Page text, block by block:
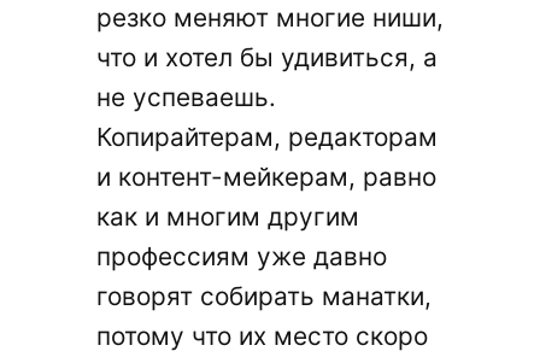
резко меняют многие ниши,
что и хотел бы удивиться, а
не успеваешь.
Копирайтерам, редакторам
и контент-мейкерам, равно
как и многим другим
профессиям уже давно
говорят собирать манатки,
потому что их место скоро